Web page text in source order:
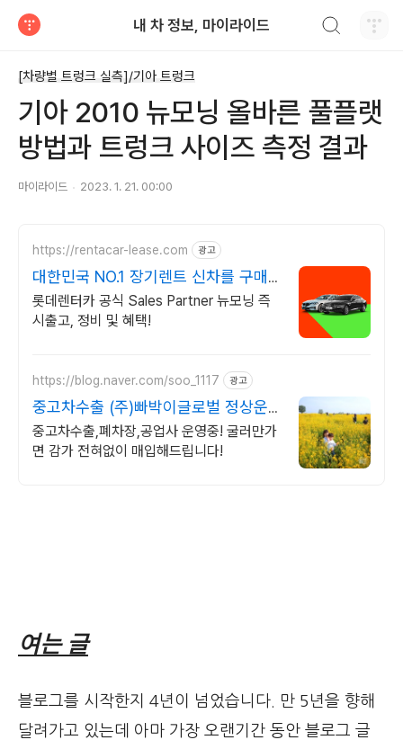
내 차 정보, 마이라이드
[차량별 트렁크 실측]/기아 트렁크
기아 2010 뉴모닝 올바른 풀플랫
방법과 트렁크 사이즈 측정 결과
마이라이드 2023. 1. 21. 00:00
https://rentacar-lease.com 광고
대한민국 NO.1 장기렌트 신차를 구매
하는 완벽한 방법
롯데렌터카 공식 Sales Partner 뉴모닝 즉
시출고, 정비 및 혜택!
https://blog.naver.com/soo_1117 광고
중고차수출 (주)빠박이글로벌 정상운
행시, 감가없는 업체
중고차수출,폐차장,공업사 운영중! 굴러만가
면 감가 전혀없이 매입해드립니다!
여는 글
블로그를 시작한지 4년이 넘었습니다. 만 5년을 향해
달려가고 있는데 아마 가장 오랜기간 동안 블로그 글